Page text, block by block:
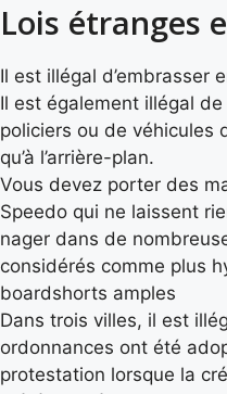
Lois étranges
Il est illégal d’embrasser
Il est également illégal
policiers ou de véhicules
qu’à l’arrière-plan.
Vous devez porter des
Speedo qui ne laissent
nager dans de
considérés comme plus
boardshorts amples
Dans trois villes, il est
ordonnances ont été
protestation lorsque la